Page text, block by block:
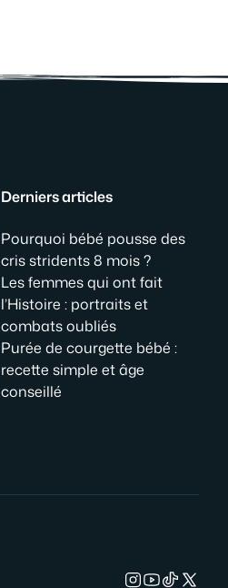
Derniers articles
Pourquoi bébé pousse des
cris stridents 8 mois ?
Les femmes qui ont fait
l’Histoire : portraits et
combats oubliés
Purée de courgette bébé :
recette simple et âge
conseillé